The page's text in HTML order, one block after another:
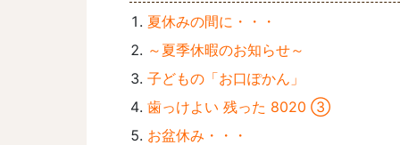
夏休みの間に・・・
～夏季休暇のお知らせ～
子どもの「お口ぽかん」
歯っけよい 残った 8020 ③
お盆休み・・・